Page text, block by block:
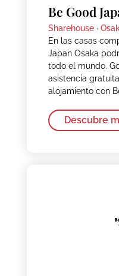
Be Good
Sharehouse ·
En las casas
Japan Osaka
todo el mundo.
asistencia
alojamiento con
Descubre